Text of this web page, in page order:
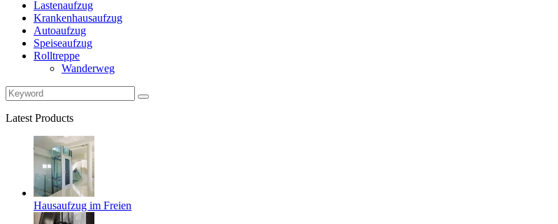
Lastenaufzug
Krankenhausaufzug
Autoaufzug
Speiseaufzug
Rolltreppe
Wanderweg
Latest Products
Hausaufzug im Freien